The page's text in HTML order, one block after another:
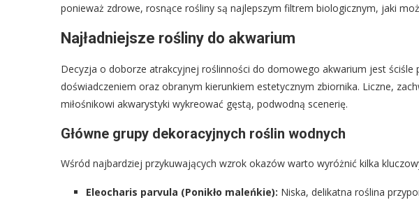
ponieważ zdrowe, rosnące rośliny są najlepszym filtrem biologicznym, jaki
Najładniejsze rośliny do akwarium
Decyzja o doborze atrakcyjnej roślinności do domowego akwarium jest ściśle
doświadczeniem oraz obranym kierunkiem estetycznym zbiornika. Liczne,
miłośnikowi akwarystyki wykreować gęstą, podwodną scenerię.
Główne grupy dekoracyjnych roślin wodnych
Wśród najbardziej przykuwających wzrok okazów warto wyróżnić kilka
Eleocharis parvula (Ponikło maleńkie): Niska, delikatna roślina